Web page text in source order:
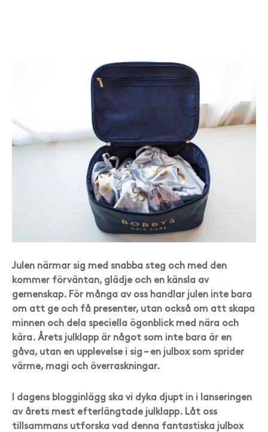
Julen närmar sig med snabba steg och med den
kommer förväntan, glädje och en känsla av
gemenskap. För många av oss handlar julen inte bara
om att ge och få presenter, utan också om att skapa
minnen och dela speciella ögonblick med nära och
kära. Årets julklapp är något som inte bara är en
gåva, utan en upplevelse i sig – en julbox som sprider
värme, magi och överraskningar.
I dagens blogginlägg ska vi dyka djupt in i lanseringen
av årets mest efterlängtade julklapp. Låt oss
tillsammans utforska vad denna fantastiska julbox